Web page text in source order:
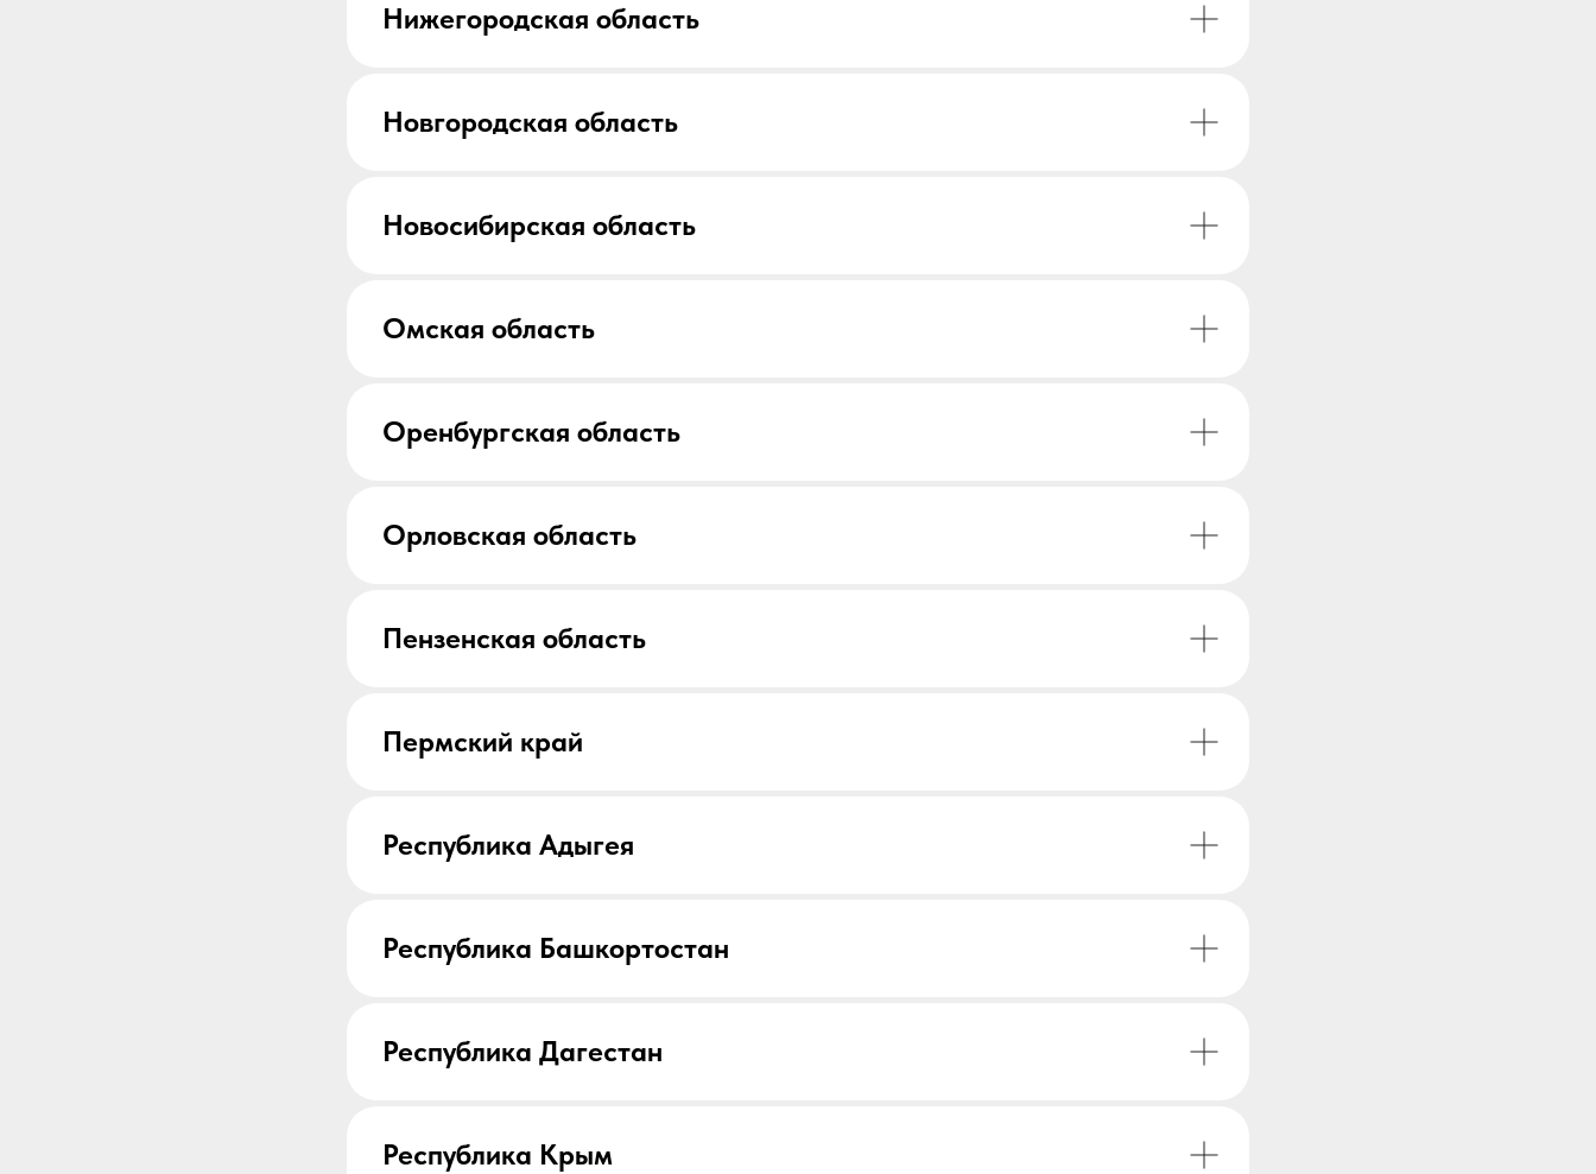
Нижегородская область
Новгородская область
Новосибирская область
Омская область
Оренбургская область
Орловская область
Пензенская область
Пермский край
Республика Адыгея
Республика Башкортостан
Республика Дагестан
Республика Крым